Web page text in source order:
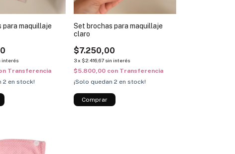
para maquillaje
interés
Transferencia
2 en stock!
Set brochas para maquillaje
claro
$7.250,00
3 x $2.416,67 sin interés
$5.800,00 con Transferencia
¡Solo quedan 2 en stock!